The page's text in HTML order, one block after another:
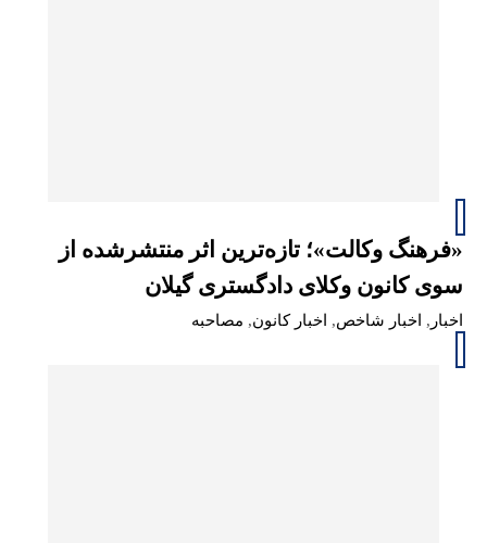
«فرهنگ وکالت»؛ تازه‌ترین اثر منتشرشده از
سوی کانون وکلای دادگستری گیلان
اخبار , اخبار شاخص, اخبار کانون, مصاحبه